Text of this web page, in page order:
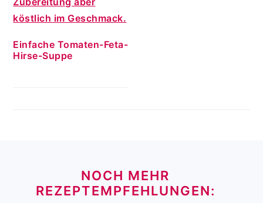
Einfache Tomaten-Feta-
Hirse-Suppe
NOCH MEHR
REZEPTEMPFEHLUNGEN: